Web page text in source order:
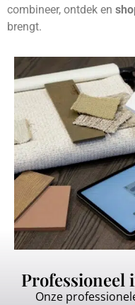
combineer, ontdek en
brengt.
Professioneel
Onze